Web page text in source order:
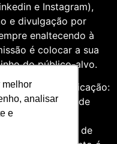
melhor
analisar
e
e Instagram),
e divulgação por
enaltecendo à
é colocar a sua
do público-alvo.
área de comunicação:
Assim, por meio de
de seguros,
diversificado, de